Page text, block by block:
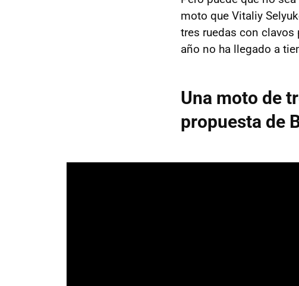
moto que Vitaliy
tres ruedas con clavos
año no ha llegado a
Una moto de
propuesta de